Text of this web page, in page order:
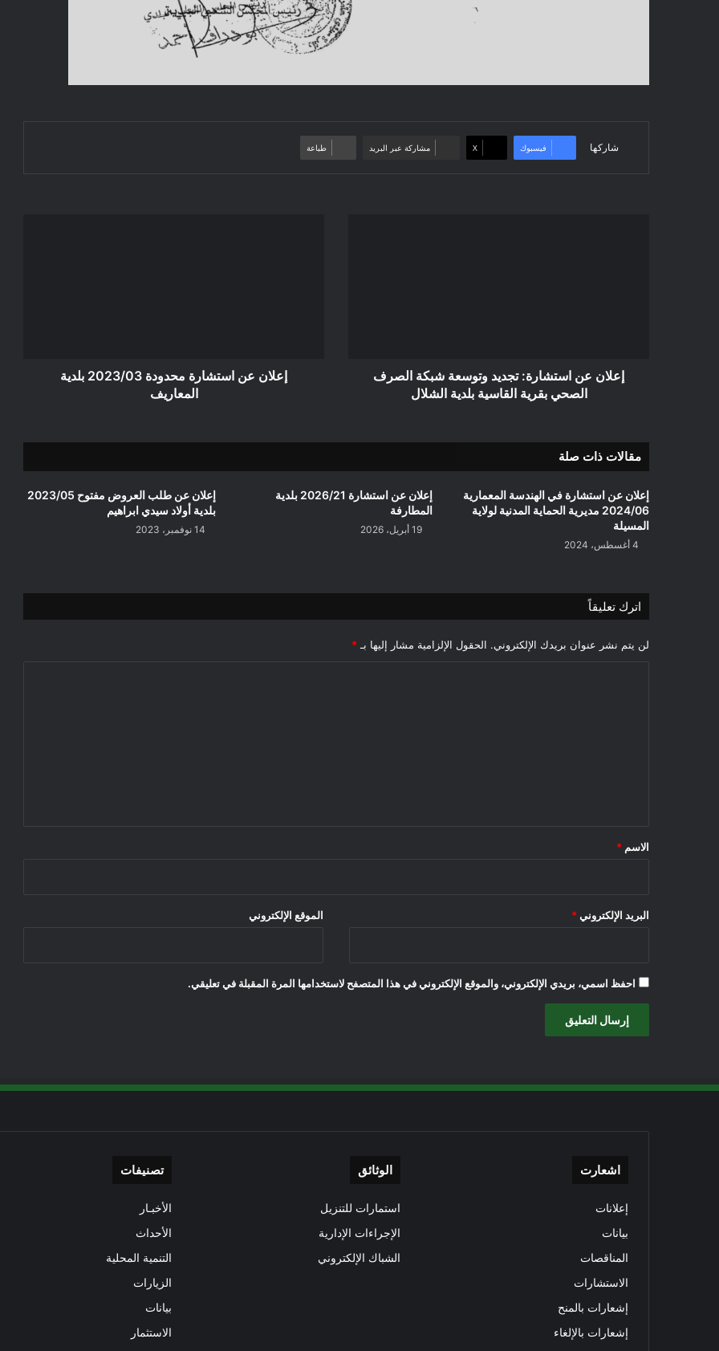
شاركها فيسبوك ‫X مشاركة عبر البريد طباعة
القاسيةإعلان عن استشارة: تجديد وتوسعة شبكة الصرف
الصحي بقرية القاسية بلدية الشلال
إعلان عن استشارة محدودة 2023/03 بلدية
المعاريف
مقالات ذات صلة
إعلان عن استشارة في الهندسة المعمارية
2024/06 مديرية الحماية المدنية لولاية
المسيلة
4 أغسطس، 2024
إعلان عن استشارة 2026/21 بلدية
المطارفة
19 أبريل، 2026
إعلان عن طلب العروض مفتوح 2023/05
بلدية أولاد سيدي ابراهيم
14 نوفمبر، 2023
اترك تعليقاً
لن يتم نشر عنوان بريدك الإلكتروني. الحقول الإلزامية مشار إليها بـ *
*
الاسم *
البريد الإلكتروني * الموقع الإلكتروني
احفظ اسمي، بريدي الإلكتروني، والموقع الإلكتروني في هذا المتصفح لاستخدامها المرة المقبلة في تعليقي.
اشعارت
إعلانات
بيانات
المناقصات
الاستشارات
إشعارات بالمنح
إشعارات بالإلغاء
الوثائق
استمارات للتنزيل
الإجراءات الإدارية
الشباك الإلكتروني
تصنيفات
الأخبـار
الأحداث
التنمية المحلية
الزيارات
بيانات
الاستثمار